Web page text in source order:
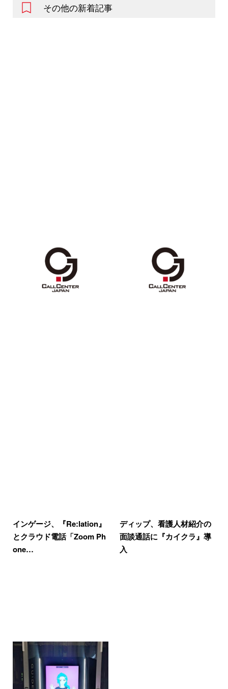
その他の新着記事
インゲージ、『Re:lation』
とクラウド電話「Zoom Ph
one…
ディップ、看護人材紹介の
面談通話に『カイクラ』導
入